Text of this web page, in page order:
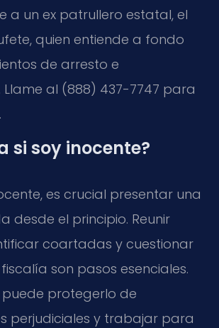
a un ex patrullero estatal, el
quien entiende a fondo
de arresto e
Llame al (888) 437-7747 para
si soy inocente?
es crucial presentar una
desde el principio. Reunir
coartadas y cuestionar
son pasos esenciales.
protegerlo de
perjudiciales y trabajar para